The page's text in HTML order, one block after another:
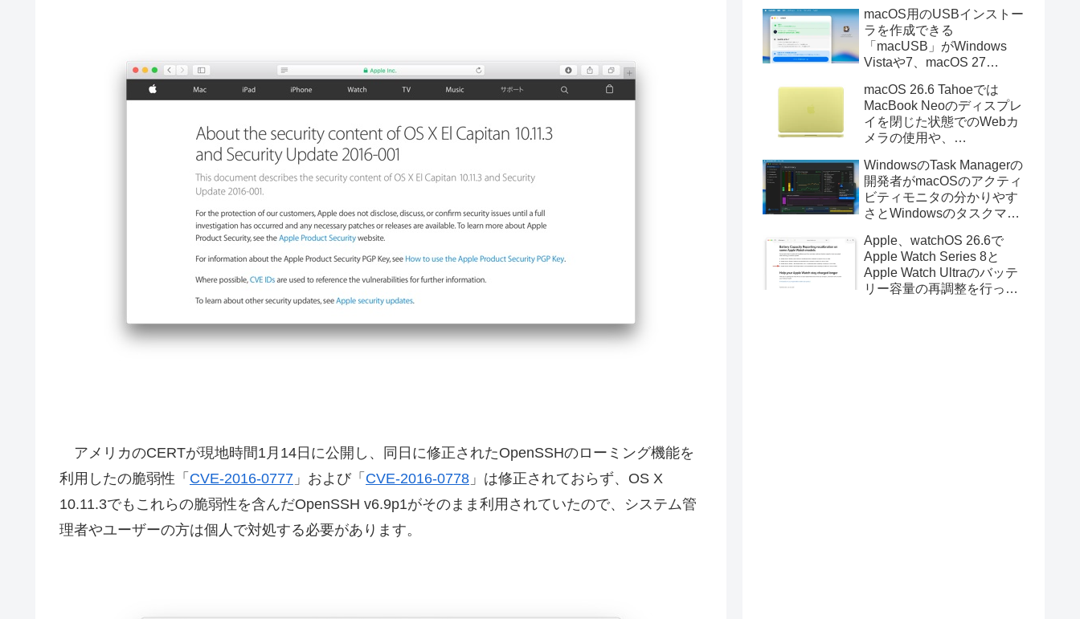
アメリカのCERTが現地時間1月14日に公開し、同日に修正されたOpenSSHのローミング機能を
利用したの脆弱性「 CVE-2016-0777 」および「 CVE-2016-0778 」は修正されておらず、OS X
10.11.3でもこれらの脆弱性を含んだOpenSSH v6.9p1がそのまま利用されていたので、システム管
理者やユーザーの方は個人で対処する必要があります。
力アプリ「Nospace」がリ
リース。
macOS用のUSBインストー
ラを作成できる
「macUSB」がWindows
Vistaや7、macOS 27
トーラの作成に対応。
macOS 26.6 Tahoeでは
MacBook Neoのディスプレ
イを閉じた状態でのWebカ
メラの使用や、
利用しMacBook Neoを復元
する際の安定性が向上。
WindowsのTask Managerの
開発者がmacOSのアクティ
ビティモニタの分かりやす
さとWindowsのタスクマネ
Mac用システムモニタアプ
リ「Task Manager TMOG」
のBeta版を公開。
Apple、watchOS 26.6で
Apple Watch Series 8と
Apple Watch Ultraのバッテ
リー容量の再調整を行った